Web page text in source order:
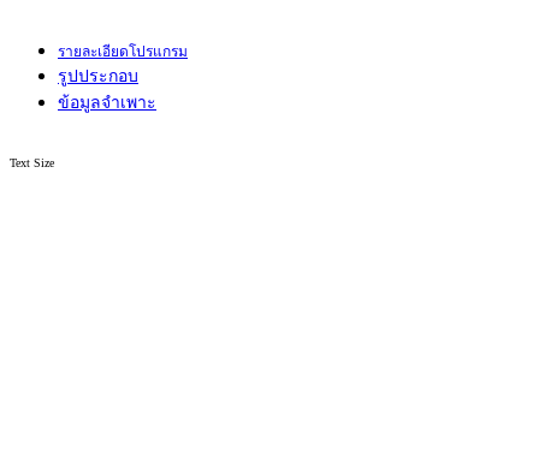
รายละเอียดโปรแกรม
รูปประกอบ
ข้อมูลจำเพาะ
Text Size